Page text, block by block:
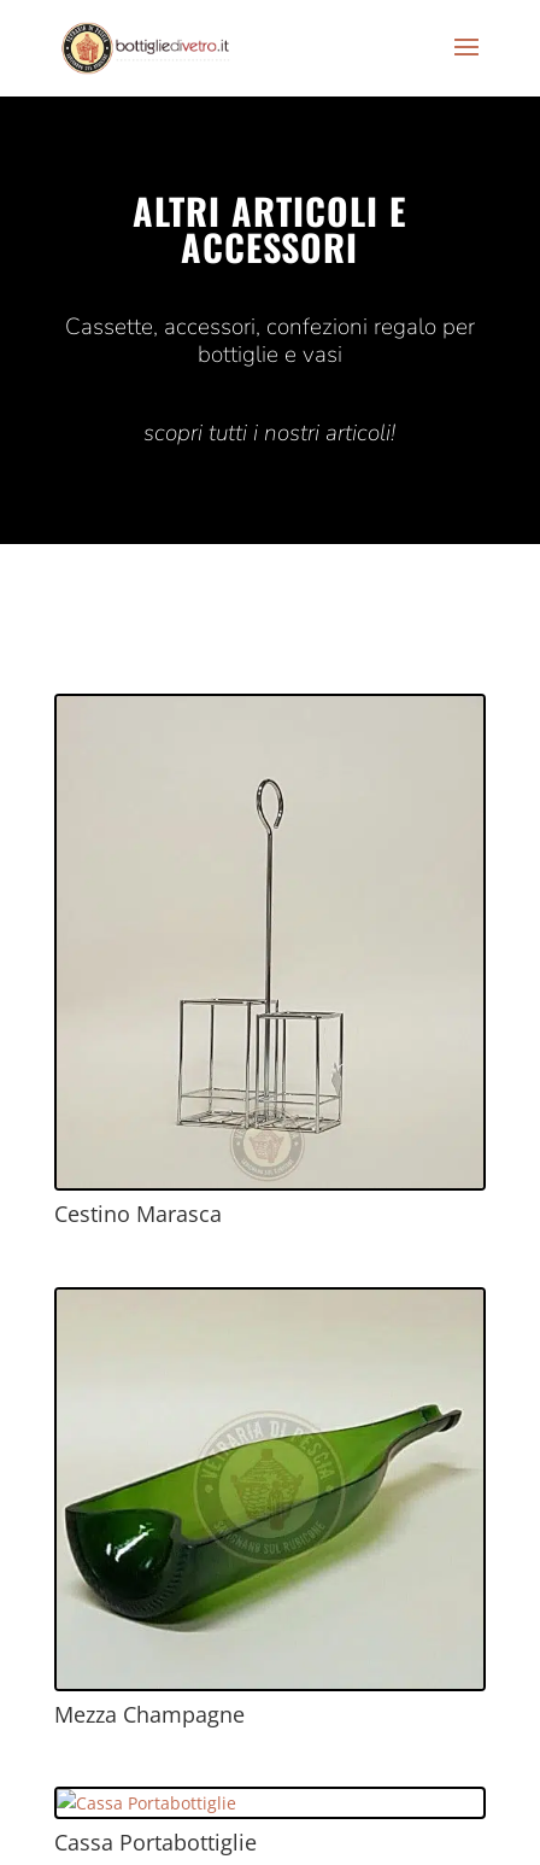
ALTRI ARTICOLI E
ACCESSORI
Cassette, accessori, confezioni regalo per
bottiglie e vasi
scopri tutti i nostri articoli!
Cestino Marasca
Mezza Champagne
Cassa Portabottiglie